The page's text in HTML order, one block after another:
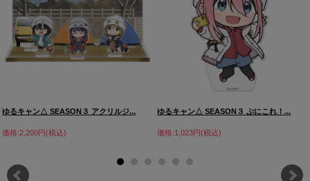
ゆるキャン△ SEASON３ アクリルジ...
価格:2,200円(税込)
ゆるキャン△ SEASON３ ぷにこれ！...
価格:1,023円(税込)